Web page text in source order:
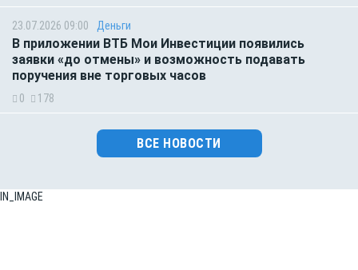
23.07.2026 09:00 Деньги
В приложении ВТБ Мои Инвестиции появились
заявки «до отмены» и возможность подавать
поручения вне торговых часов
0 178
ВСЕ НОВОСТИ
IN_IMAGE